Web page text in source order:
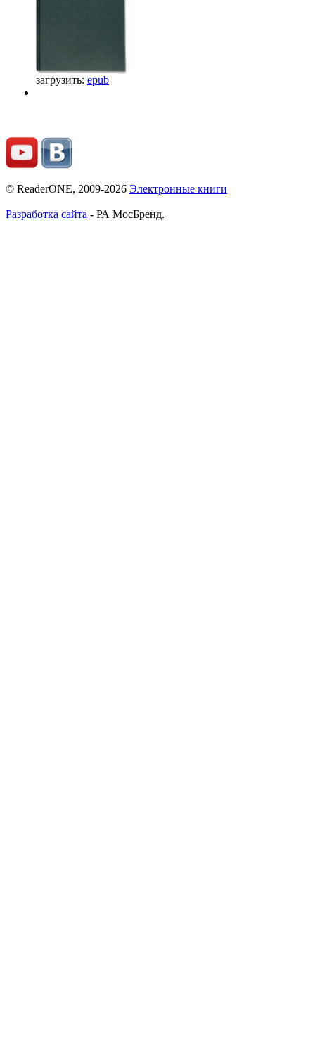
загрузить: epub
© ReaderONE, 2009-2026 Электронные книги
Разработка сайта - РА МосБренд.